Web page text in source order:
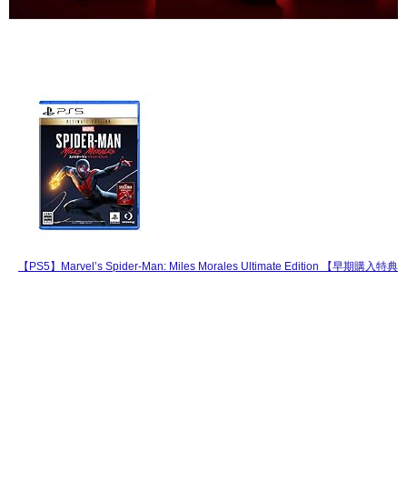
【PS5】Marvel’s Spider-Man: Miles Morales Ultimate Edition 【早期購入特